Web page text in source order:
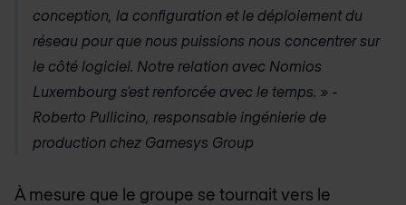
conception, la configuration et le déploiement du
réseau pour que nous puissions nous concentrer sur
le côté logiciel. Notre relation avec Nomios
Luxembourg s'est renforcée avec le temps. » -
Roberto Pullicino, responsable ingénierie de
production chez Gamesys Group
À mesure que le groupe se tournait vers le